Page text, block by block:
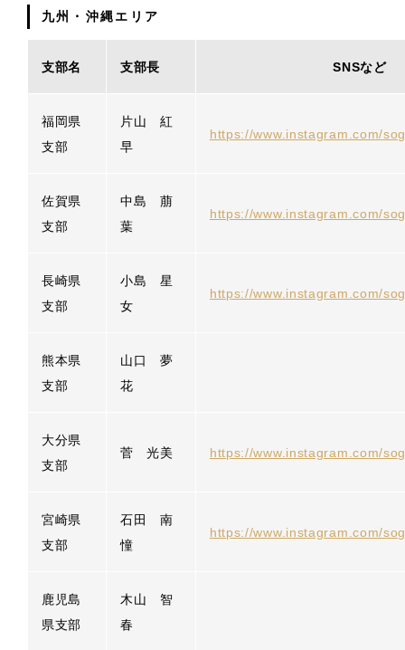
九州・沖縄エリア
支部名 支部長 SNSなど
福岡県
支部
片山 紅
早
https://www.instagram.com/
佐賀県
支部
中島 萠
葉
https://www.instagram.com/
長崎県
支部
小島 星
女
https://www.instagram.com/
熊本県
支部
山口 夢
花
大分県
支部
菅 光美 https://www.instagram.com/
宮崎県
支部
石田 南
憧
https://www.instagram.com/
鹿児島
県支部
木山 智
春